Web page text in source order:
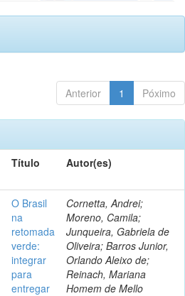
Anterior 1 Póximo
Título Autor(es)
O Brasil
na
retomada
verde:
integrar
para
entregar
Cornetta, Andrei;
Moreno, Camila;
Junqueira, Gabriela de
Oliveira; Barros Junior,
Orlando Aleixo de;
Reinach, Mariana
Homem de Mello